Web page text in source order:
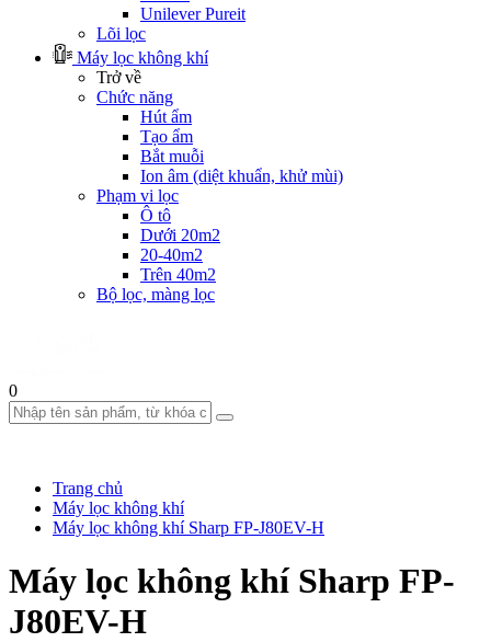
Unilever Pureit
Lõi lọc
Máy lọc không khí
Trở về
Chức năng
Hút ẩm
Tạo ẩm
Bắt muỗi
Ion âm (diệt khuẩn, khử mùi)
Phạm vi lọc
Ô tô
Dưới 20m2
20-40m2
Trên 40m2
Bộ lọc, màng lọc
0
Trang chủ
Máy lọc không khí
Máy lọc không khí Sharp FP-J80EV-H
Máy lọc không khí Sharp FP-
J80EV-H